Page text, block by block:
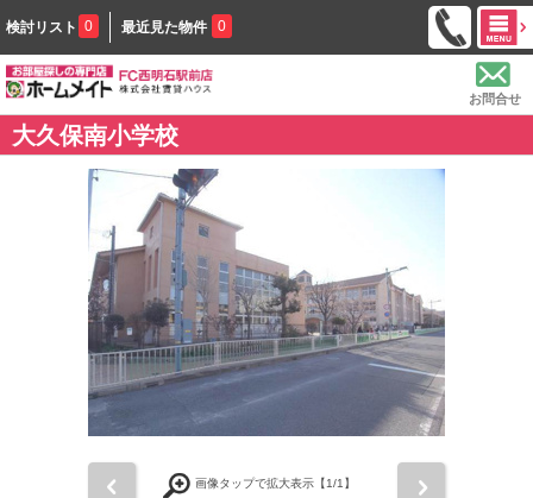
検討リスト 0 最近見た物件 0
お問合せ
大久保南小学校
画像タップで拡大表示【1/1】